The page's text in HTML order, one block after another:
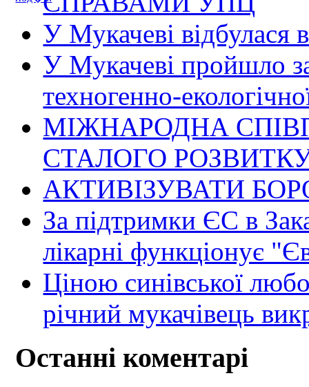
У Мукачеві відбулася
У Мукачеві пройшло
техногенно-
МІЖНАРОДНА
СТАЛОГО
АКТИВІЗУВАТИ
За підтримки ЄС в
лікарні функціонує
Ціною синівської
річний мукачівець
Останні коментарі